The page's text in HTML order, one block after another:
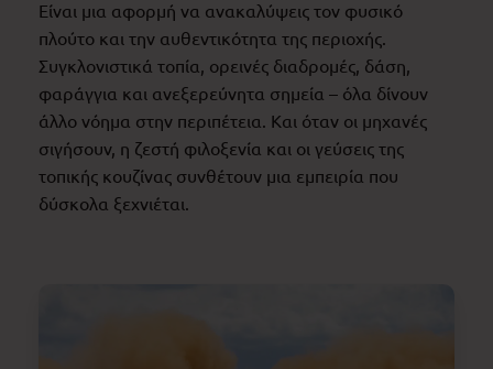
Είναι μια αφορμή να ανακαλύψεις τον φυσικό
πλούτο και την αυθεντικότητα της περιοχής.
Συγκλονιστικά τοπία, ορεινές διαδρομές, δάση,
φαράγγια και ανεξερεύνητα σημεία – όλα δίνουν
άλλο νόημα στην περιπέτεια. Και όταν οι μηχανές
σιγήσουν, η ζεστή φιλοξενία και οι γεύσεις της
τοπικής κουζίνας συνθέτουν μια εμπειρία που
δύσκολα ξεχνιέται.